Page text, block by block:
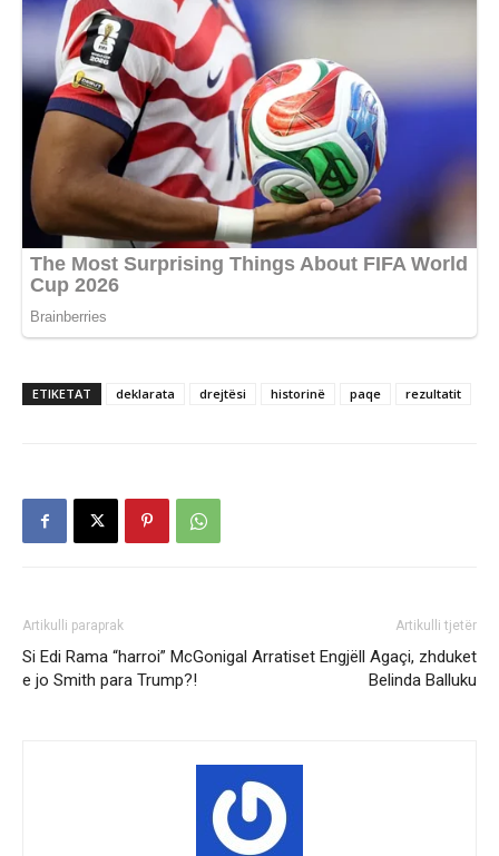
ETIKETAT deklarata drejtësi historinë paqe rezultatit
Artikulli paraprak
Si Edi Rama “harroi” McGonigal
e jo Smith para Trump?!
Artikulli tjetër
Arratiset Engjëll Agaçi, zhduket
Belinda Balluku